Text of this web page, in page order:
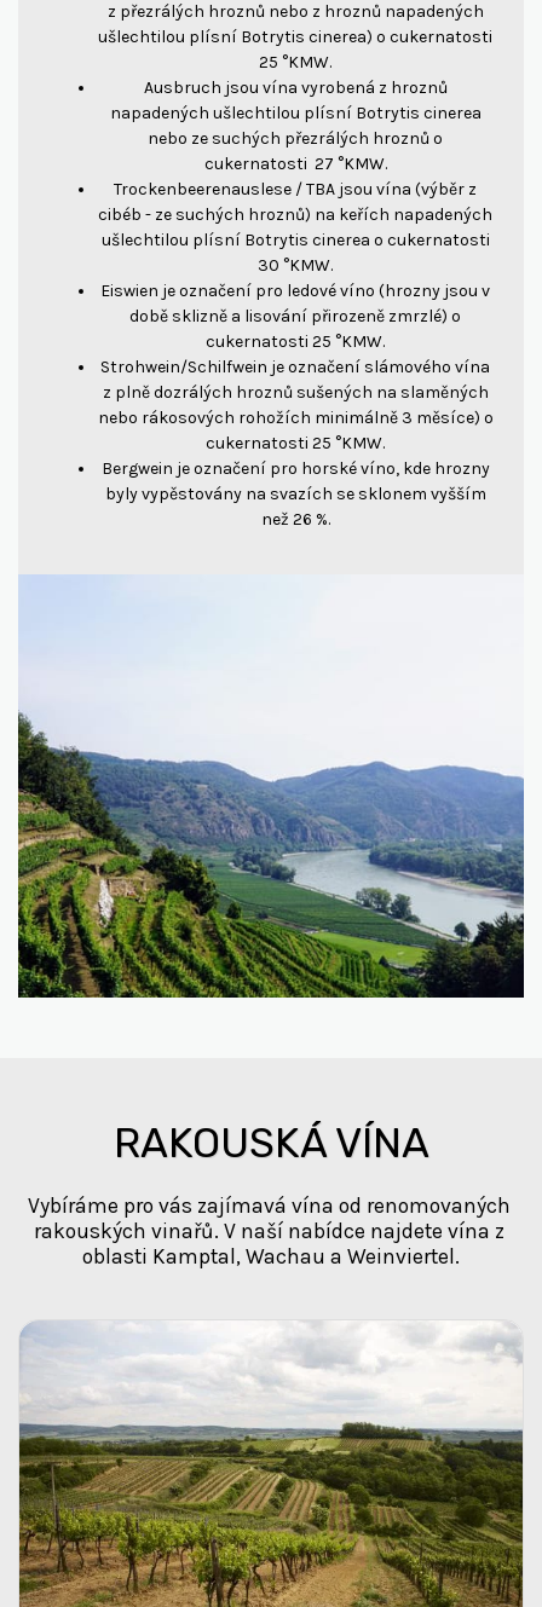
z přezrálých hroznů nebo z hroznů napadených
ušlechtilou plísní Botrytis cinerea) o cukernatosti
25 °KMW.
Ausbruch jsou vína vyrobená z hroznů
napadených ušlechtilou plísní Botrytis cinerea
nebo ze suchých přezrálých hroznů o
cukernatosti 27 °KMW.
Trockenbeerenauslese / TBA jsou vína (výběr z
cibéb - ze suchých hroznů) na keřích napadených
ušlechtilou plísní Botrytis cinerea o cukernatosti
30 °KMW.
Eiswien je označení pro ledové víno (hrozny jsou v
době sklizně a lisování přirozeně zmrzlé) o
cukernatosti 25 °KMW.
Strohwein/Schilfwein je označení slámového vína
z plně dozrálých hroznů sušených na slaměných
nebo rákosových rohožích minimálně 3 měsíce) o
cukernatosti 25 °KMW.
Bergwein je označení pro horské víno, kde hrozny
byly vypěstovány na svazích se sklonem vyšším
než 26 %.
RAKOUSKÁ VÍNA
Vybíráme pro vás zajímavá vína od renomovaných
rakouských vinařů. V naší nabídce najdete vína z
oblasti Kamptal, Wachau a Weinviertel.